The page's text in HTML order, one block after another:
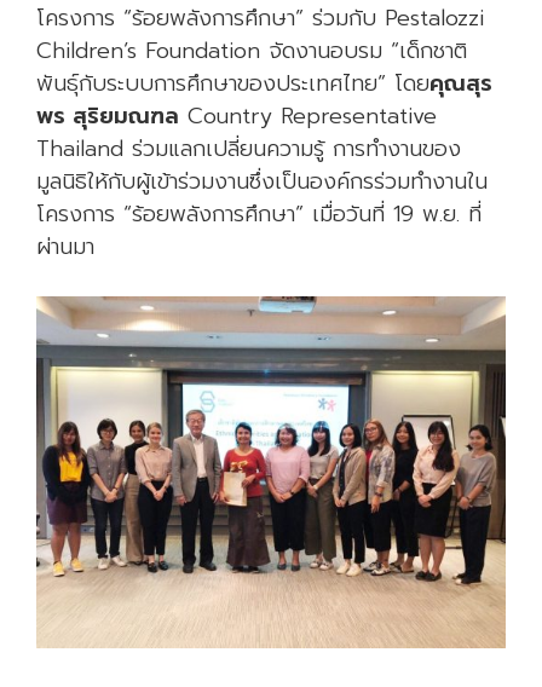
โครงการ “ร้อยพลังการศึกษา” ร่วมกับ Pestalozzi
Children’s Foundation จัดงานอบรม “เด็กชาติ
พันธุ์กับระบบการศึกษาของประเทศไทย” โดยคุณสุร
พร สุริยมณฑล Country Representative
Thailand ร่วมแลกเปลี่ยนความรู้ การทำงานของ
มูลนิธิให้กับผู้เข้าร่วมงานซึ่งเป็นองค์กรร่วมทำงานใน
โครงการ “ร้อยพลังการศึกษา” เมื่อวันที่ 19 พ.ย. ที่
ผ่านมา